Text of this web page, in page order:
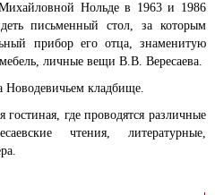
Михайловной Нольде в 1963 и 1986
письменный стол, за которым
прибор его отца, знаменитую
личные вещи В.В. Вересаева.
Новодевичьем кладбище.
гостиная, где проводятся различные
чтения, литературные,